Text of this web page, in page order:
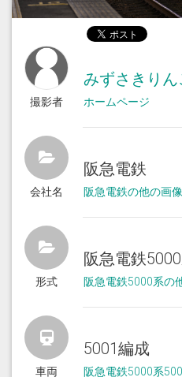
撮影者
みずさきりん
ホームページ
会社名
阪急電鉄
阪急電鉄の他の画
形式
阪急電鉄
阪急電鉄5000系の
車両
5001編成
阪急電鉄5000系